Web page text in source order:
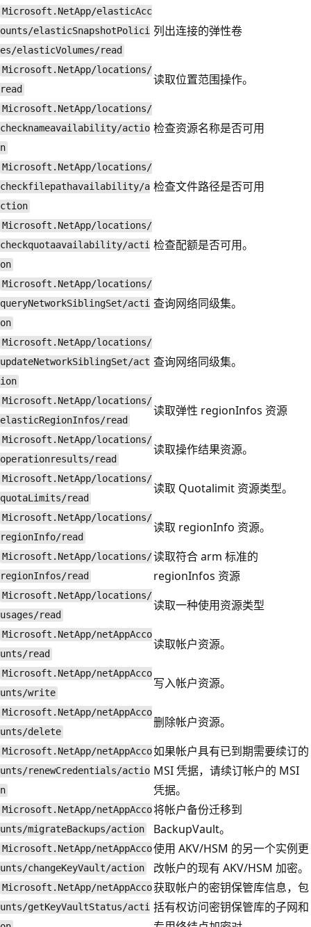
Microsoft.NetApp/elasticAcc
ounts/elasticSnapshotPolici
es/elasticVolumes/read
列出连接的弹性卷
Microsoft.NetApp/locations/
read
读取位置范围操作。
Microsoft.NetApp/locations/
checknameavailability/actio
n
检查资源名称是否可用
Microsoft.NetApp/locations/
checkfilepathavailability/a
ction
检查文件路径是否可用
Microsoft.NetApp/locations/
checkquotaavailability/acti
on
检查配额是否可用。
Microsoft.NetApp/locations/
queryNetworkSiblingSet/acti
on
查询网络同级集。
Microsoft.NetApp/locations/
updateNetworkSiblingSet/act
ion
查询网络同级集。
Microsoft.NetApp/locations/
elasticRegionInfos/read
读取弹性 regionInfos 资源
Microsoft.NetApp/locations/
operationresults/read
读取操作结果资源。
Microsoft.NetApp/locations/
quotaLimits/read
读取 Quotalimit 资源类型。
Microsoft.NetApp/locations/
regionInfo/read
读取 regionInfo 资源。
Microsoft.NetApp/locations/
regionInfos/read
读取符合 arm 标准的
regionInfos 资源
Microsoft.NetApp/locations/
usages/read
读取一种使用资源类型
Microsoft.NetApp/netAppAcco
unts/read
读取帐户资源。
Microsoft.NetApp/netAppAcco
unts/write
写入帐户资源。
Microsoft.NetApp/netAppAcco
unts/delete
删除帐户资源。
Microsoft.NetApp/netAppAcco
unts/renewCredentials/actio
n
如果帐户具有已到期需要续订的
MSI 凭据，请续订帐户的 MSI
凭据。
Microsoft.NetApp/netAppAcco
unts/migrateBackups/action
将帐户备份迁移到
BackupVault。
Microsoft.NetApp/netAppAcco
unts/changeKeyVault/action
使用 AKV/HSM 的另一个实例更
改帐户的现有 AKV/HSM 加密。
Microsoft.NetApp/netAppAcco
unts/getKeyVaultStatus/acti
获取帐户的密钥保管库信息，包
括有权访问密钥保管库的子网和